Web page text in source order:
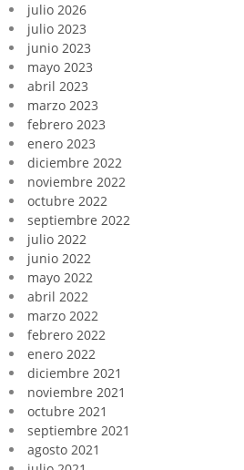
julio 2026
julio 2023
junio 2023
mayo 2023
abril 2023
marzo 2023
febrero 2023
enero 2023
diciembre 2022
noviembre 2022
octubre 2022
septiembre 2022
julio 2022
junio 2022
mayo 2022
abril 2022
marzo 2022
febrero 2022
enero 2022
diciembre 2021
noviembre 2021
octubre 2021
septiembre 2021
agosto 2021